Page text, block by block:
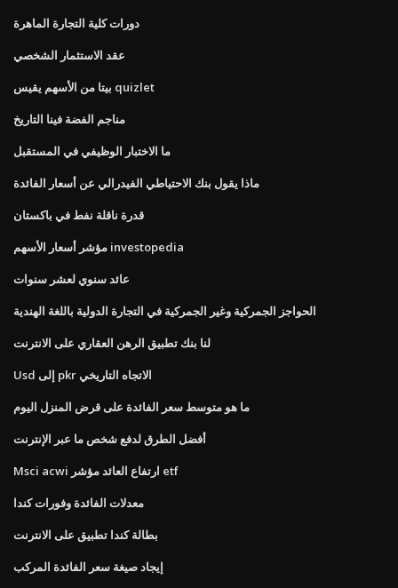
دورات كلية التجارة الماهرة
عقد الاستثمار الشخصي
بيتا من الأسهم يقيس quizlet
مناجم الفضة فينا التاريخ
ما الاختبار الوظيفي في المستقبل
ماذا يقول بنك الاحتياطي الفيدرالي عن أسعار الفائدة
قدرة ناقلة نفط في باكستان
مؤشر أسعار الأسهم investopedia
عائد سنوي لعشر سنوات
الحواجز الجمركية وغير الجمركية في التجارة الدولية باللغة الهندية
لنا بنك تطبيق الرهن العقاري على الانترنت
Usd إلى pkr الاتجاه التاريخي
ما هو متوسط ​​سعر الفائدة على قرض المنزل اليوم
أفضل الطرق لدفع شخص ما عبر الإنترنت
Msci acwi ارتفاع العائد مؤشر etf
معدلات الفائدة وفورات كندا
بطالة كندا تطبيق على الانترنت
إيجاد صيغة سعر الفائدة المركب